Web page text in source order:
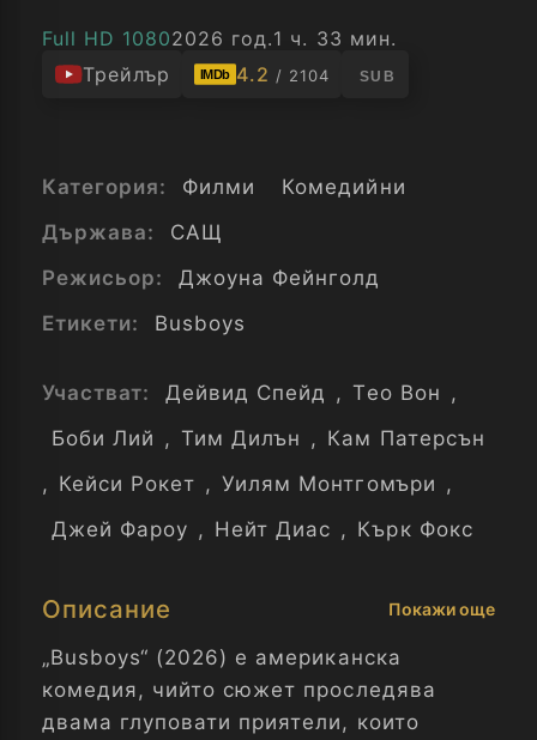
Full HD 10802026 год.1 ч. 33 мин.
Трейлър
IMDb 4.2 / 2104 SUB
Категория: Филми
Комедийни
Държава:
САЩ
Режисьор:
Джоуна Фейнголд
Етикети:
Busboys
Участват: Дейвид Спейд , Тео Вон ,
Боби Лий , Тим Дилън , Кам Патерсън
, Кейси Рокет , Уилям Монтгомъри ,
Джей Фароу , Нейт Диас , Кърк Фокс
Описание Покажи още
„Busboys“ (2026) е американска
комедия, чийто сюжет проследява
двама глуповати приятели, които